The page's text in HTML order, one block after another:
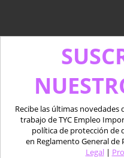
Tweets por tycgis
agricultura
Agricultura Precisión
Recibe las últimas novedades
trabajo de TYC Empleo
política de protección de
en Reglamento General de
Legal|